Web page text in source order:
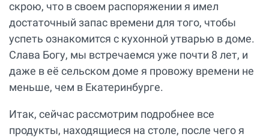
скрою, что в своем распоряжении я имел
достаточный запас времени для того, чтобы
успеть ознакомится с кухонной утварью в доме.
Слава Богу, мы встречаемся уже почти 8 лет, и
даже в её сельском доме я провожу времени не
меньше, чем в Екатеринбурге.
Итак, сейчас рассмотрим подробнее все
продукты, находящиеся на столе, после чего я